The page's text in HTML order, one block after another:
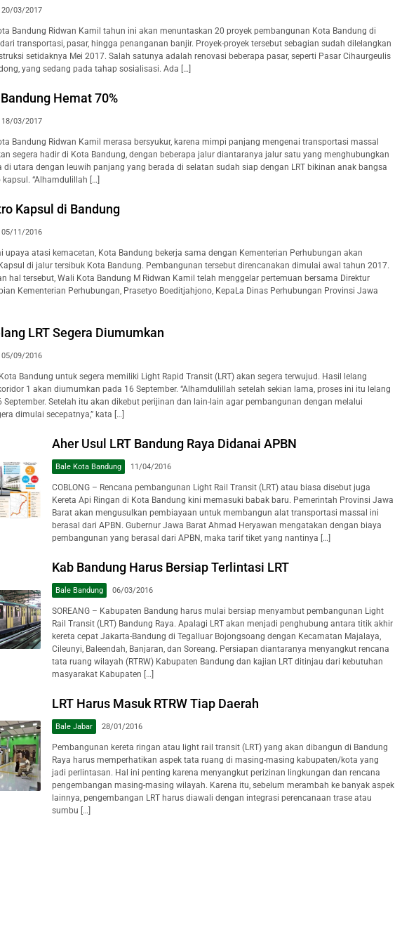
20/03/2017
Bandung Ridwan Kamil tahun ini akan menuntaskan 20 proyek pembangunan Kota Bandung di
transportasi, pasar, hingga penanganan banjir. Proyek-proyek tersebut sebagian sudah dilelangkan
setidaknya Mei 2017. Salah satunya adalah renovasi beberapa pasar, seperti Pasar Cihaurgeulis
yang sedang pada tahap sosialisasi. Ada […]
Hemat 70%
18/03/2017
Bandung Ridwan Kamil merasa bersyukur, karena mimpi panjang mengenai transportasi massal
segera hadir di Kota Bandung, dengan beberapa jalur diantaranya jalur satu yang menghubungkan
di utara dengan leuwih panjang yang berada di selatan sudah siap dengan LRT bikinan anak bangsa
“Alhamdulillah […]
Kapsul di Bandung
05/11/2016
upaya atasi kemacetan, Kota Bandung bekerja sama dengan Kementerian Perhubungan akan
di jalur tersibuk Kota Bandung. Pembangunan tersebut direncanakan dimulai awal tahun 2017.
hal tersebut, Wali Kota Bandung M Ridwan Kamil telah menggelar pertemuan bersama Direktur
Kementerian Perhubungan, Prasetyo Boeditjahjono, KepaLa Dinas Perhubungan Provinsi Jawa
LRT Segera Diumumkan
05/09/2016
Bandung untuk segera memiliki Light Rapid Transit (LRT) akan segera terwujud. Hasil lelang
1 akan diumumkan pada 16 September. “Alhamdulillah setelah sekian lama, proses ini itu lelang
Setelah itu akan dikebut perijinan dan lain-lain agar pembangunan dengan melalui
dimulai secepatnya,” kata […]
Aher Usul LRT Bandung Raya Didanai APBN
Bale Kota Bandung 11/04/2016
COBLONG – Rencana pembangunan Light Rail Transit (LRT) atau biasa disebut juga
Kereta Api Ringan di Kota Bandung kini memasuki babak baru. Pemerintah Provinsi Jawa
Barat akan mengusulkan pembiayaan untuk membangun alat transportasi massal ini
berasal dari APBN. Gubernur Jawa Barat Ahmad Heryawan mengatakan dengan biaya
pembangunan yang berasal dari APBN, maka tarif tiket yang nantinya […]
Kab Bandung Harus Bersiap Terlintasi LRT
Bale Bandung 06/03/2016
SOREANG – Kabupaten Bandung harus mulai bersiap menyambut pembangunan Light
Rail Transit (LRT) Bandung Raya. Apalagi LRT akan menjadi penghubung antara titik akhir
kereta cepat Jakarta-Bandung di Tegalluar Bojongsoang dengan Kecamatan Majalaya,
Cileunyi, Baleendah, Banjaran, dan Soreang. Persiapan diantaranya menyangkut rencana
tata ruang wilayah (RTRW) Kabupaten Bandung dan kajian LRT ditinjau dari kebutuhan
masyarakat Kabupaten […]
LRT Harus Masuk RTRW Tiap Daerah
Bale Jabar 28/01/2016
Pembangunan kereta ringan atau light rail transit (LRT) yang akan dibangun di Bandung
Raya harus memperhatikan aspek tata ruang di masing-masing kabupaten/kota yang
jadi perlintasan. Hal ini penting karena menyangkut perizinan lingkungan dan rencana
pengembangan masing-masing wilayah. Karena itu, sebelum merambah ke banyak aspek
lainnya, pengembangan LRT harus diawali dengan integrasi perencanaan trase atau
sumbu […]